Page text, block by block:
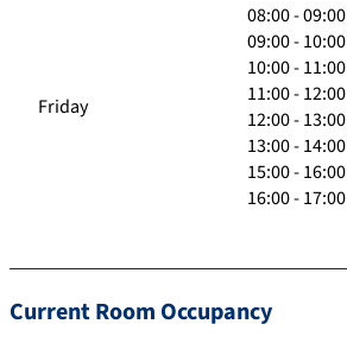
Friday
08:00 - 09:00
09:00 - 10:00
10:00 - 11:00
11:00 - 12:00
12:00 - 13:00
13:00 - 14:00
15:00 - 16:00
16:00 - 17:00
Current Room Occupancy